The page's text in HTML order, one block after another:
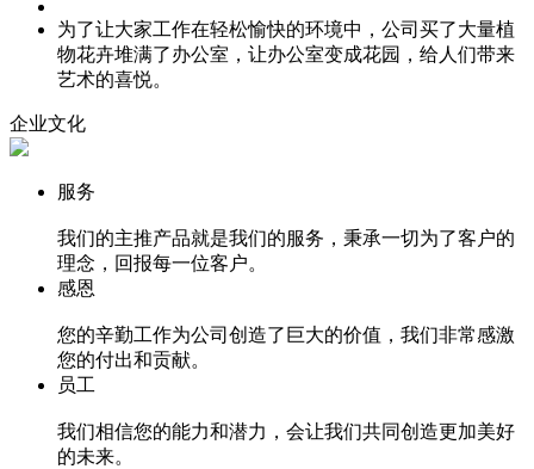
为了让大家工作在轻松愉快的环境中，公司买了大量植
物花卉堆满了办公室，让办公室变成花园，给人们带来
艺术的喜悦。
企业文化
服务
我们的主推产品就是我们的服务，秉承一切为了客户的
理念，回报每一位客户。
感恩
您的辛勤工作为公司创造了巨大的价值，我们非常感激
您的付出和贡献。
员工
我们相信您的能力和潜力，会让我们共同创造更加美好
的未来。